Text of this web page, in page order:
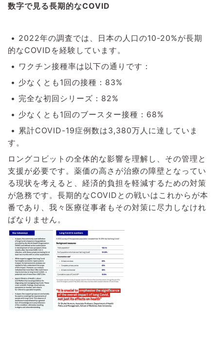
数字で見る長期的なCOVID
• 2022年の調査では、日本の人口の10-20%が長期
的なCOVIDを経験しています。
• ワクチン接種率は以下の通りです：
• 少なくとも1回の接種：83%
• 完全な初回シリーズ：82%
• 少なくとも1回のブースター接種：68%
• 累計COVID-19症例数は3,380万人に達していま
す。
ロングコビットの全体的な影響を理解し、その管理と
支援が必要です。薬価の高さが治療の障壁となってい
る現状を考えると、経済的負担を軽減するための対策
が急務です。長期的なCOVIDとの戦いはこれからが本
番であり、我々医療従事者もその対策に尽力しなけれ
ばなりません。